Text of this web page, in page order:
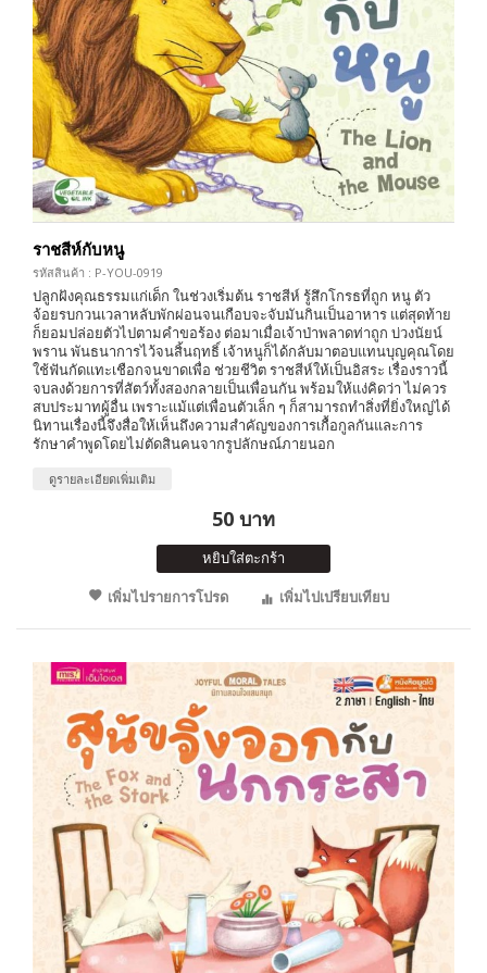
ราชสีห์กับหนู
รหัสสินค้า : P-YOU-0919
ปลูกฝังคุณธรรมแก่เด็ก ในช่วงเริ่มต้น ราชสีห์ รู้สึกโกรธที่ถูก หนู ตัว
จ้อยรบกวนเวลาหลับพักผ่อนจนเกือบจะจับมันกินเป็นอาหาร แต่สุดท้าย
ก็ยอมปล่อยตัวไปตามคำขอร้อง ต่อมาเมื่อเจ้าป่าพลาดท่าถูก บ่วงนัยน์
พราน พันธนาการไว้จนสิ้นฤทธิ์ เจ้าหนูก็ได้กลับมาตอบแทนบุญคุณโดย
ใช้ฟันกัดแทะเชือกจนขาดเพื่อ ช่วยชีวิต ราชสีห์ให้เป็นอิสระ เรื่องราวนี้
จบลงด้วยการที่สัตว์ทั้งสองกลายเป็นเพื่อนกัน พร้อมให้แง่คิดว่า ไม่ควร
สบประมาทผู้อื่น เพราะแม้แต่เพื่อนตัวเล็ก ๆ ก็สามารถทำสิ่งที่ยิ่งใหญ่ได้
นิทานเรื่องนี้จึงสื่อให้เห็นถึงความสำคัญของการเกื้อกูลกันและการ
รักษาคำพูดโดยไม่ตัดสินคนจากรูปลักษณ์ภายนอก
ดูรายละเอียดเพิ่มเติม
50 บาท
หยิบใส่ตะกร้า
เพิ่มไปรายการโปรด
เพิ่มไปเปรียบเทียบ